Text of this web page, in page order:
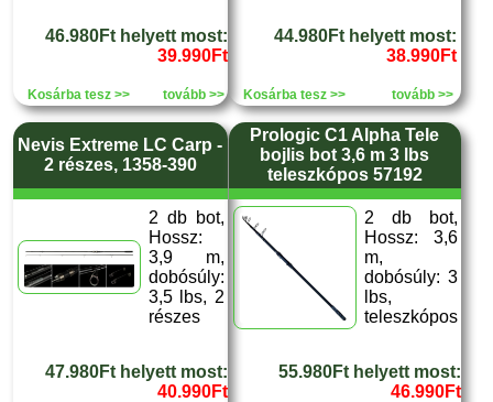
46.980Ft helyett most:
39.990Ft
Kosárba tesz >> tovább >>
44.980Ft helyett most:
38.990Ft
Kosárba tesz >> tovább >>
Nevis Extreme LC Carp -
2 részes, 1358-390
2 db bot,
Hossz:
3,9 m,
dobósúly:
3,5 lbs, 2
részes
47.980Ft helyett most:
40.990Ft
Prologic C1 Alpha Tele
bojlis bot 3,6 m 3 lbs
teleszkópos 57192
2 db bot,
Hossz: 3,6
m,
dobósúly: 3
lbs,
teleszkópos
55.980Ft helyett most:
46.990Ft